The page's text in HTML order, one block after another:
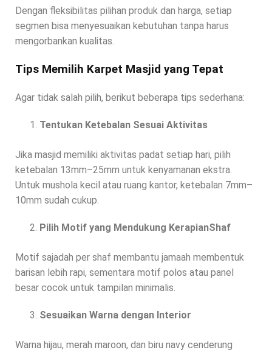
Dengan fleksibilitas pilihan produk dan harga, setiap
segmen bisa menyesuaikan kebutuhan tanpa harus
mengorbankan kualitas.
Tips Memilih Karpet Masjid yang Tepat
Agar tidak salah pilih, berikut beberapa tips sederhana:
Tentukan Ketebalan Sesuai Aktivitas
Jika masjid memiliki aktivitas padat setiap hari, pilih
ketebalan 13mm–25mm untuk kenyamanan ekstra.
Untuk mushola kecil atau ruang kantor, ketebalan 7mm–
10mm sudah cukup.
Pilih Motif yang Mendukung KerapianShaf
Motif sajadah per shaf membantu jamaah membentuk
barisan lebih rapi, sementara motif polos atau panel
besar cocok untuk tampilan minimalis.
Sesuaikan Warna dengan Interior
Warna hijau, merah maroon, dan biru navy cenderung